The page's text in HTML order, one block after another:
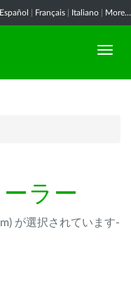
Español Français Italiano More...
ラー
が選択されています-